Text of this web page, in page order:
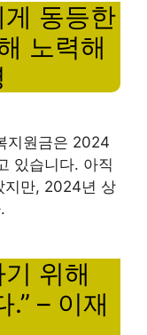
동등한
노력해
지원금은 2024
있습니다. 아직
지만, 2024년 상
위해
.” – 이재